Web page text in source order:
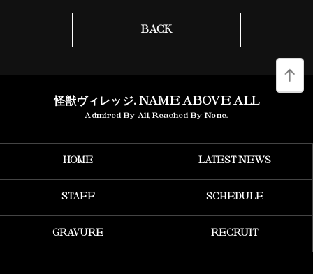
BACK
怪獣ヴィレッジ. NAME ABOVE ALL
Admired By All, Reached By None.
HOME LATEST NEWS
STAFF SCHEDULE
GRAVURE RECRUIT